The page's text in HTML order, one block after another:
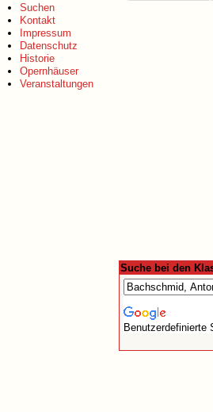
Suchen
Kontakt
Impressum
Datenschutz
Historie
Opernhäuser
Veranstaltungen
Suche bei den
Benutzerdefinierte